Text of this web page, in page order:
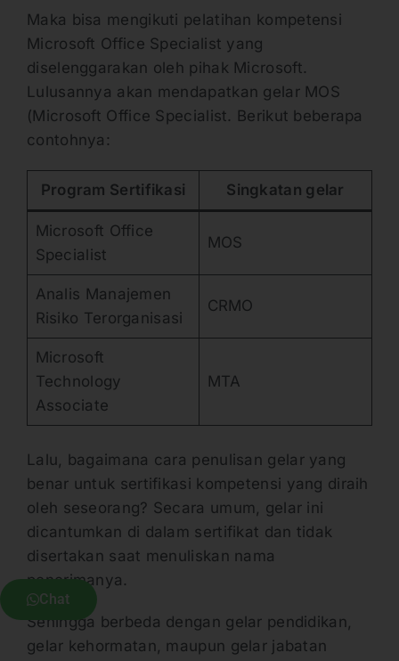
Maka bisa mengikuti pelatihan kompetensi
Microsoft Office Specialist yang
diselenggarakan oleh pihak Microsoft.
Lulusannya akan mendapatkan gelar MOS
(Microsoft Office Specialist. Berikut beberapa
contohnya:
Program Sertifikasi Singkatan gelar
Microsoft Office
Specialist
MOS
Analis Manajemen
Risiko Terorganisasi
CRMO
Microsoft
Technology
Associate
MTA
Lalu, bagaimana cara penulisan gelar yang
benar untuk sertifikasi kompetensi yang diraih
oleh seseorang? Secara umum, gelar ini
dicantumkan di dalam sertifikat dan tidak
disertakan saat menuliskan nama
penerimanya.
Sehingga berbeda dengan gelar pendidikan,
gelar kehormatan, maupun gelar jabatan
Chat